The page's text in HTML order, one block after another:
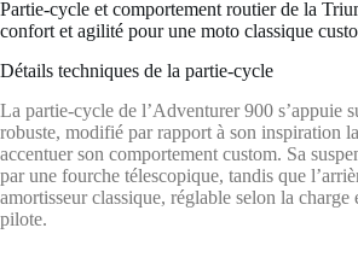
Partie-cycle et comportement routier de la
confort et agilité pour une moto classique
Détails techniques de la partie-cycle
La partie-cycle de l’Adventurer 900 s’appuie
robuste, modifié par rapport à son inspiration
accentuer son comportement custom. Sa
par une fourche télescopique, tandis que
amortisseur classique, réglable selon la charge
pilote.